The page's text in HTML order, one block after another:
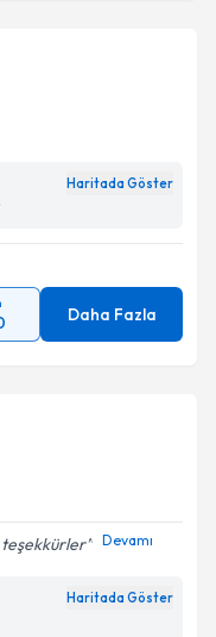
Haritada Göster
Daha Fazla
teşekkürler Devamı
Haritada Göster